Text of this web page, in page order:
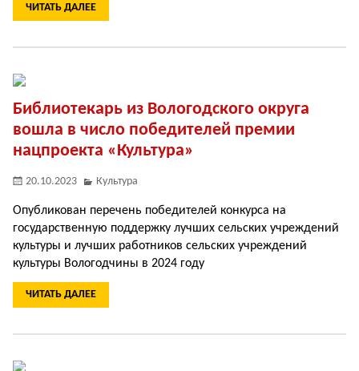
ЧИТАТЬ ДАЛЕЕ
Библиотекарь из Вологодского округа
вошла в число победителей премии
нацпроекта «Культура»
20.10.2023 Культура
Опубликован перечень победителей конкурса на
государственную поддержку лучших сельских учреждений
культуры и лучших работников сельских учреждений
культуры Вологодчины в 2024 году
ЧИТАТЬ ДАЛЕЕ